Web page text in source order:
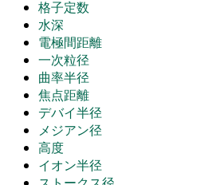
格子定数
水深
電極間距離
一次粒径
曲率半径
焦点距離
デバイ半径
メジアン径
高度
イオン半径